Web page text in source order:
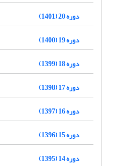
دوره 20 (1401)
دوره 19 (1400)
دوره 18 (1399)
دوره 17 (1398)
دوره 16 (1397)
دوره 15 (1396)
دوره 14 (1395)